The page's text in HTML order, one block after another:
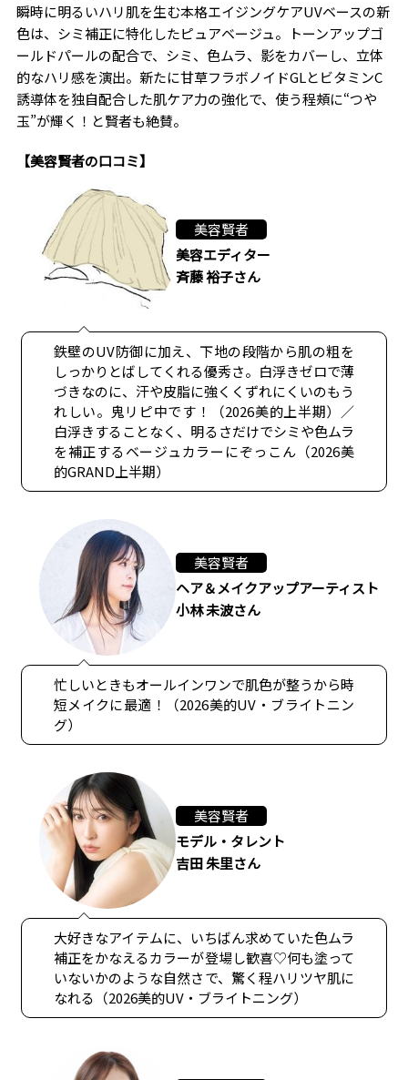
瞬時に明るいハリ肌を生む本格エイジングケアUVベースの新
色は、シミ補正に特化したピュアベージュ。トーンアップゴ
ールドパールの配合で、シミ、色ムラ、影をカバーし、立体
的なハリ感を演出。新たに甘草フラボノイドGLとビタミンC
誘導体を独自配合した肌ケア力の強化で、使う程頰に“つや
玉”が輝く！と賢者も絶賛。
【美容賢者の口コミ】
美容賢者
美容エディター
斉藤 裕子さん
鉄壁のUV防御に加え、下地の段階から肌の粗を
しっかりとばしてくれる優秀さ。白浮きゼロで薄
づきなのに、汗や皮脂に強くくずれにくいのもう
れしい。鬼リピ中です！（2026美的上半期）／
白浮きすることなく、明るさだけでシミや色ムラ
を補正するベージュカラーにぞっこん（2026美
的GRAND上半期）
美容賢者
ヘア＆メイクアップアーティスト
小林 未波さん
忙しいときもオールインワンで肌色が整うから時
短メイクに最適！（2026美的UV・ブライトニン
グ）
美容賢者
モデル・タレント
吉田 朱里さん
大好きなアイテムに、いちばん求めていた色ムラ
補正をかなえるカラーが登場し歓喜♡何も塗って
いないかのような自然さで、驚く程ハリツヤ肌に
なれる（2026美的UV・ブライトニング）